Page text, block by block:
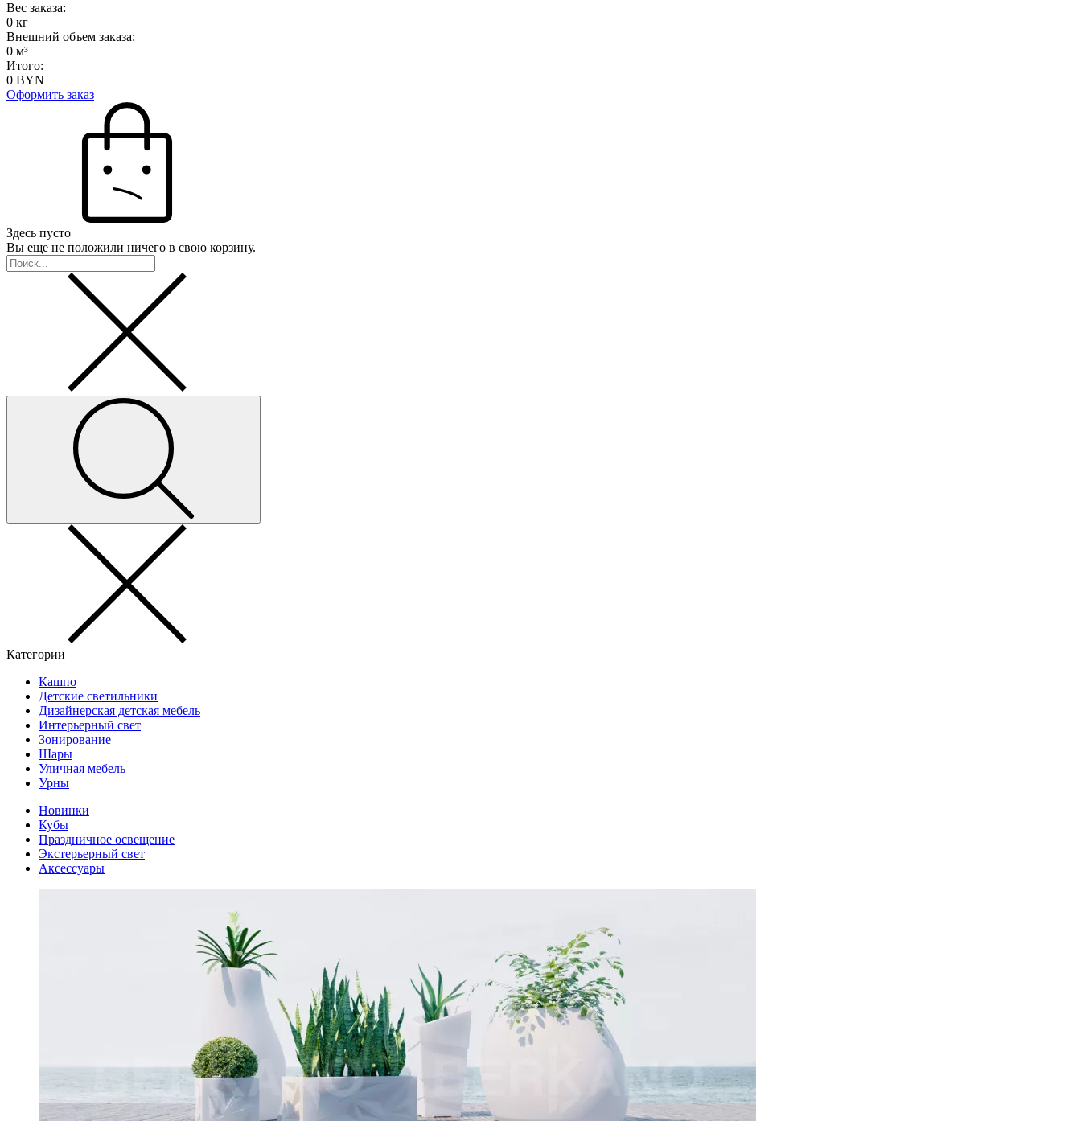
Вес заказа:
0 кг
Внешний объем заказа:
0 м³
Итого:
0 BYN
Оформить заказ
Здесь пусто
Вы еще не положили ничего в свою корзину.
Категории
Кашпо
Детские светильники
Дизайнерская детская мебель
Интерьерный свет
Зонирование
Шары
Уличная мебель
Урны
Новинки
Кубы
Праздничное освещение
Экстерьерный свет
Аксессуары